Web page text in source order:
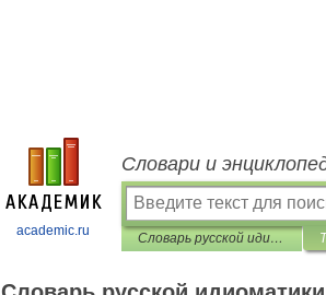
academic.ru
Словари и
Словарь русской идиоматики